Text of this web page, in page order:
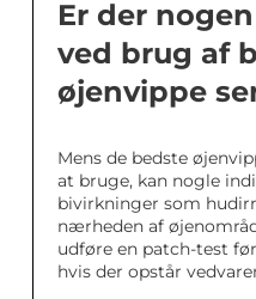
Er der
ved brug af
øjenvippe
Mens de bedste
at bruge, kan nogle
bivirkninger som
nærheden af
udføre en patch-test
hvis der opstår